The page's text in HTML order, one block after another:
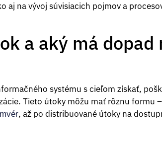
na vývoj súvisiacich pojmov a
a aký má dopad
systému s cieľom získať,
Tieto útoky môžu mať rôznu formu
, až po distribuované útoky na